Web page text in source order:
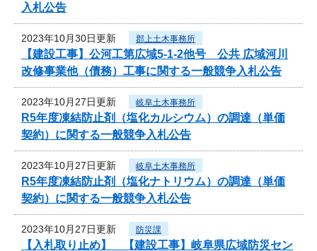
入札公告
2023年10月30日更新 郡上土木事務所
【建設工事】公河工第広域5-1-2他号 公共 広域河川
改修事業他（債務）工事に関する一般競争入札公告
2023年10月27日更新 岐阜土木事務所
R5年度凍結防止剤（塩化カルシウム）の調達（単価
契約）に関する一般競争入札公告
2023年10月27日更新 岐阜土木事務所
R5年度凍結防止剤（塩化ナトリウム）の調達（単価
契約）に関する一般競争入札公告
2023年10月27日更新 防災課
【入札取り止め】 【建設工事】岐阜県広域防災セン